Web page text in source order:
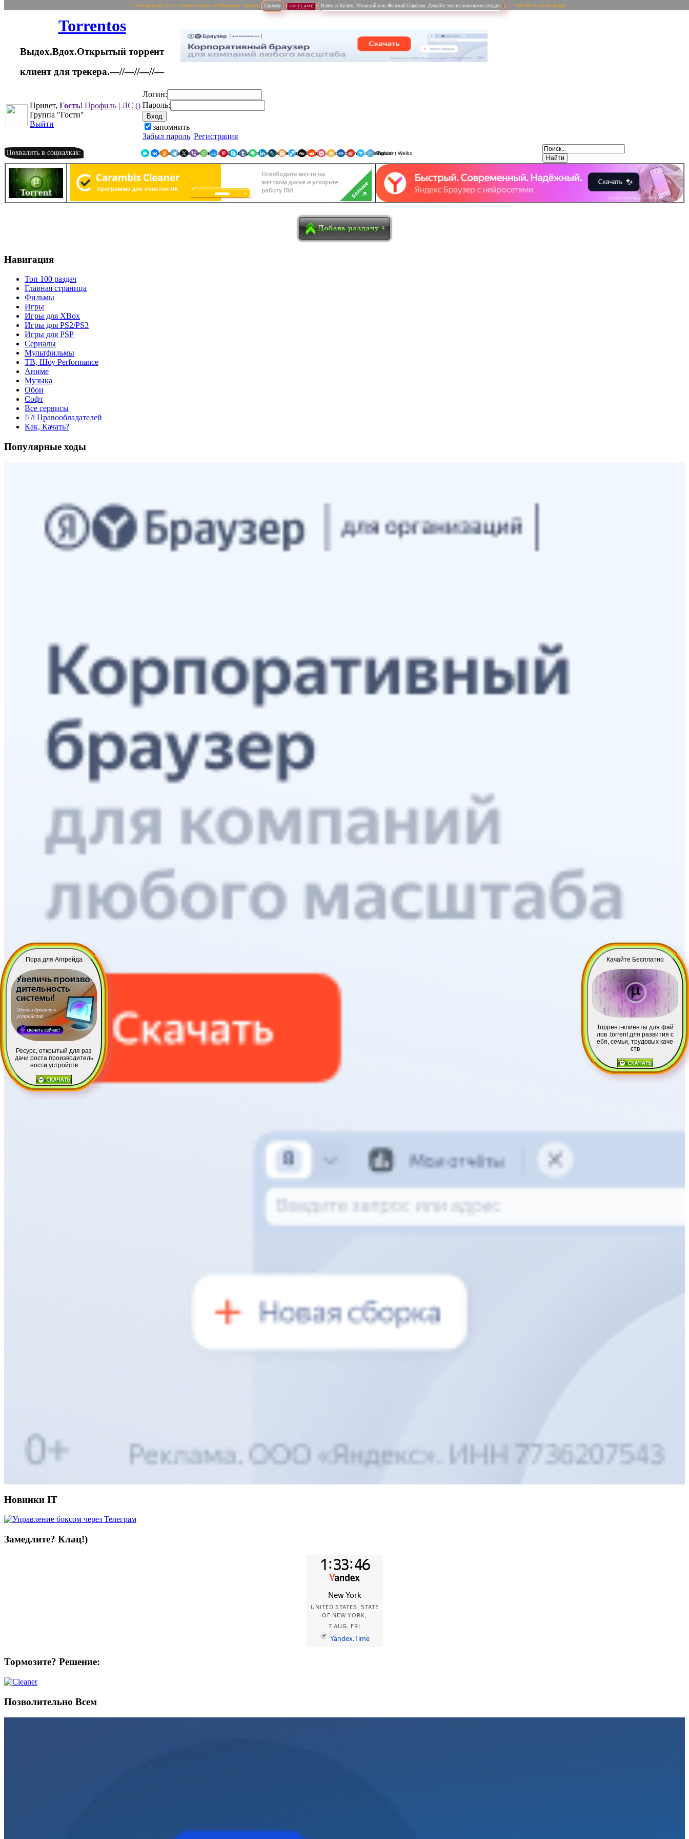
~ Кто приводи 10 и > человек/вдень по Якорному Адресу ( Пример Взять и Купить Мужской или Женский Парфюм. Делайте что то новенькое сегодня ) — Тем Место на Билборде
Качайте Бесплатно
Торрент-клиенты для фай
лов .torrent для развития с
ебя, семьи, трудовых каче
ств
Пора для Апгрейда
Ресурс, открытый для раз
дачи роста производитель
ности устройств
Torrentos
Выдох.Вдох.Открытый торрент
клиент для трекера.—//—//—//—
Привет, Гость! Профиль | ЛС ()
Группа "Гости"
Выйти
Логин:
Пароль:
запомнить
Забыл пароль| Регистрация
Похвалить в социалках: Я.Мессенджер WhatsApp
Мой Мир
Pinterest
SkypeTumblrEvernote
LinkedInLiveJournalDelicious
Diggreddit PocketQzoneRenrenSina Weibo
Surfingbird
Tencent Weibo
Навигация
Топ 100 раздач
Главная страница
Фильмы
Игры
Игры для XBox
Игры для PS2/PS3
Игры для PSP
Сериалы
Мультфильмы
ТВ, Шоу Performance
Аниме
Музыка
Обои
Софт
Все сервисы
!\|/i Правообладателей
Как, Качать?
Популярные ходы
Новинки IT
Замедлите? Клац!)
Тормозите? Решение:
Позволительно Всем